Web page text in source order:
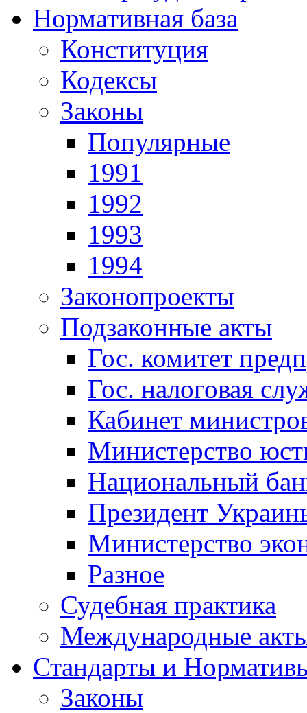
Нормативная база
Конституция
Кодексы
Законы
Популярные
1991
1992
1993
1994
Законопроекты
Подзаконные акты
Гос. комитет
Гос. налоговая
Кабинет
Министерство
Национальный
Президент
Министерство
Разное
Судебная практика
Международные
Стандарты и
Законы